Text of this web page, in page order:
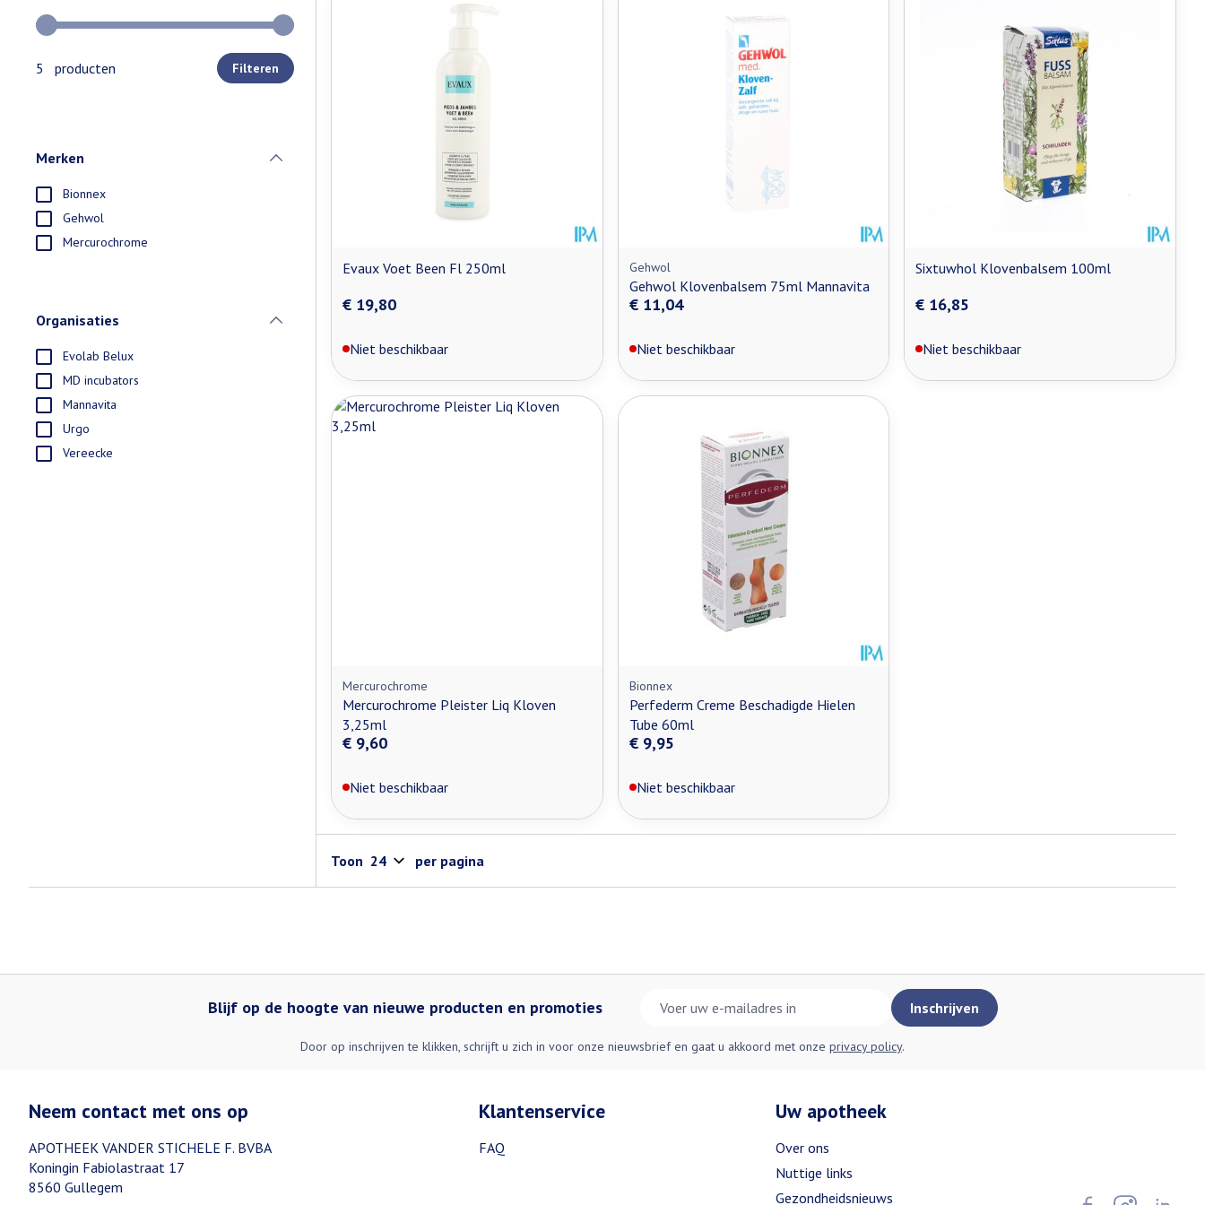
Gebruik de pijltjestoetsen links en rechts om de minimale en maximale prijswaarden aan te passen.
5 producten Filteren
Merken
Bionnex
Gehwol
Mercurochrome
Organisaties
Evolab Belux
MD incubators
Mannavita
Urgo
Vereecke
Evaux Voet Been Fl 250ml
€ 19,80
Niet beschikbaar
Gehwol
Gehwol Klovenbalsem 75ml Mannavita
€ 11,04
Niet beschikbaar
Sixtuwhol Klovenbalsem 100ml
€ 16,85
Niet beschikbaar
Mercurochrome
Mercurochrome Pleister Liq Kloven
3,25ml
€ 9,60
Niet beschikbaar
Bionnex
Perfederm Creme Beschadigde Hielen
Tube 60ml
€ 9,95
Niet beschikbaar
Toon per pagina
Blijf op de hoogte van nieuwe producten en promoties Inschrijven
Door op inschrijven te klikken, schrijft u zich in voor onze nieuwsbrief en gaat u akkoord met onze privacy policy.
Neem contact met ons op
APOTHEEK VANDER STICHELE F. BVBA
Koningin Fabiolastraat 17
8560 Gullegem
Klantenservice
FAQ
Uw apotheek
Over ons
Nuttige links
Gezondheidsnieuws